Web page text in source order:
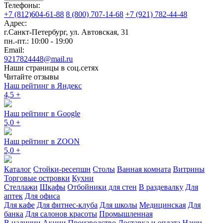
Телефоны:
+7 (812)604-61-88 8 (800) 707-14-68 +7 (921) 782-44-48
Адрес:
г.Санкт-Петербург, ул. Автовская, 31
пн.-пт.: 10:00 - 19:00
Email:
9217824448@mail.ru
Наши страницы в соц.сетях
Читайте отзывы
Наш рейтинг в Яндекс
4,5 +
Наш рейтинг в Google
5,0 +
Наш рейтинг в ZOON
5,0 +
Каталог Стойки-ресепшн Столы Ванная комната Витрины
Торговые островки Кухни
Стеллажи Шкафы Отбойники для стен В раздевалку Для
аптек Для офиса
Для кафе Для фитнес-клуба Для школы Медицинская Для
банка Для салонов красоты Промышленная